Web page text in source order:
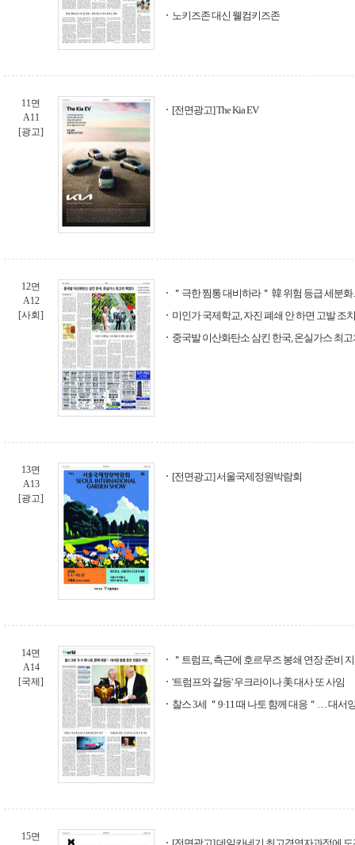
노키즈존 대신 웰컴키즈존
11면
A11
[광고]
[전면광고] The Kia EV
12면
A12
[사회]
＂극한 찜통 대비하라＂ 韓 위험 등급 세분
미인가 국제학교, 자진 폐쇄 안 하면 고발 조치
중국발 이산화탄소 삼킨 한국, 온실가스 최
13면
A13
[광고]
[전면광고] 서울국제정원박람회
14면
A14
[국제]
＂트럼프, 측근에 호르무즈 봉쇄 연장 준비
'트럼프와 갈등' 우크라이나 美 대사 또 사임
찰스 3세 ＂9·11 때 나토 함께 대응＂… 대서
15면